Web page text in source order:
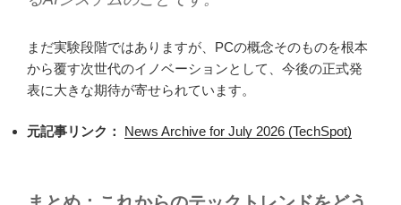
まだ実験段階ではありますが、PCの概念そのものを根本
から覆す次世代のイノベーションとして、今後の正式発
表に大きな期待が寄せられています。
元記事リンク： News Archive for July 2026 (TechSpot)